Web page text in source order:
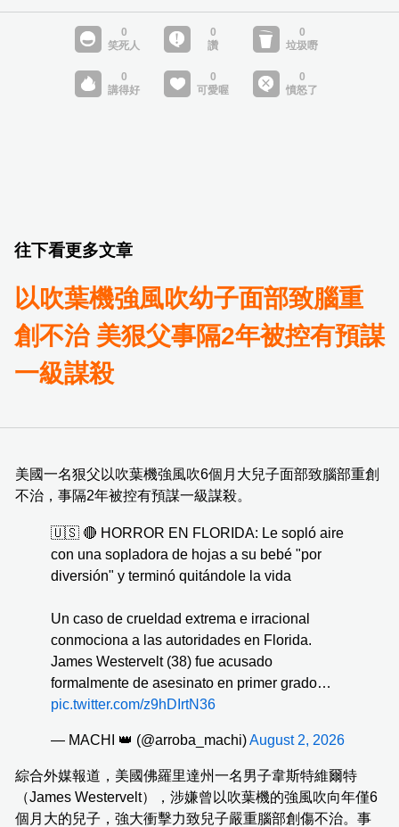
往下看更多文章
以吹葉機強風吹幼子面部致腦重
創不治 美狠父事隔2年被控有預謀
一級謀殺
美國一名狠父以吹葉機強風吹6個月大兒子面部致腦部重創
不治，事隔2年被控有預謀一級謀殺。
🇺🇸 🔴 HORROR EN FLORIDA: Le sopló aire
con una sopladora de hojas a su bebé "por
diversión" y terminó quitándole la vida
Un caso de crueldad extrema e irracional
conmociona a las autoridades en Florida.
James Westervelt (38) fue acusado
formalmente de asesinato en primer grado…
pic.twitter.com/z9hDIrtN36
— MACHI 👑 (@arroba_machi)August 2, 2026
綜合外媒報道，美國佛羅里達州一名男子韋斯特維爾特
（James Westervelt），涉嫌曾以吹葉機的強風吹向年僅6
個月大的兒子，強大衝擊力致兒子嚴重腦部創傷不治。事